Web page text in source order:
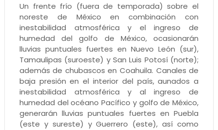
Un frente frío (fuera de temporada) sobre el
noreste de México en combinación con
inestabilidad atmosférica y el ingreso de
humedad del golfo de México, ocasionarán
lluvias puntuales fuertes en Nuevo León (sur),
Tamaulipas (suroeste) y San Luis Potosí (norte);
además de chubascos en Coahuila. Canales de
baja presión en el interior del país, aunados a
inestabilidad atmosférica y al ingreso de
humedad del océano Pacífico y golfo de México,
generarán lluvias puntuales fuertes en Puebla
(este y sureste) y Guerrero (este), así como